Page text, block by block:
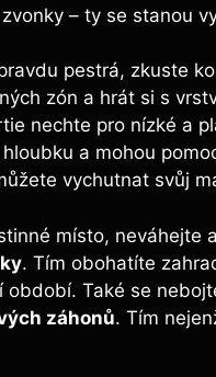
– ty se stanou
pestrá, zkuste
zón a hrát si s
nechte pro nízké a
a mohou
vychutnat svůj
místo, neváhejte
. Tím obohatíte
období. Také se
záhonů. Tím